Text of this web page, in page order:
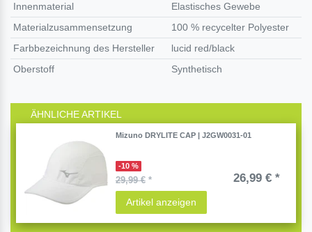
Innenmaterial
Elastisches Gewebe
Materialzusammensetzung
100 % recycelter Polyester
Farbbezeichnung des Hersteller
lucid red/black
Oberstoff
Synthetisch
ÄHNLICHE ARTIKEL
Mizuno DRYLITE CAP | J2GW0031-01
-10 %
29,99 €* 26,99 € *
Artikel anzeigen